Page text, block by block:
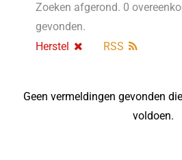
Zoeken afgerond. 0
gevonden.
Herstel
RSS
Geen vermeldingen gevonden
voldoen.